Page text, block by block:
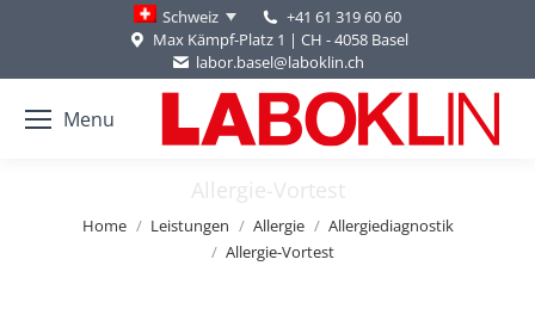
Schweiz
+41 61 319 60 60
Max Kämpf-Platz 1 | CH - 4058 Basel
labor.basel@laboklin.ch
Menu
Allergie-Vortest
You are here:
Home Leistungen Allergie
Allergiediagnostik
Allergie-Vortest